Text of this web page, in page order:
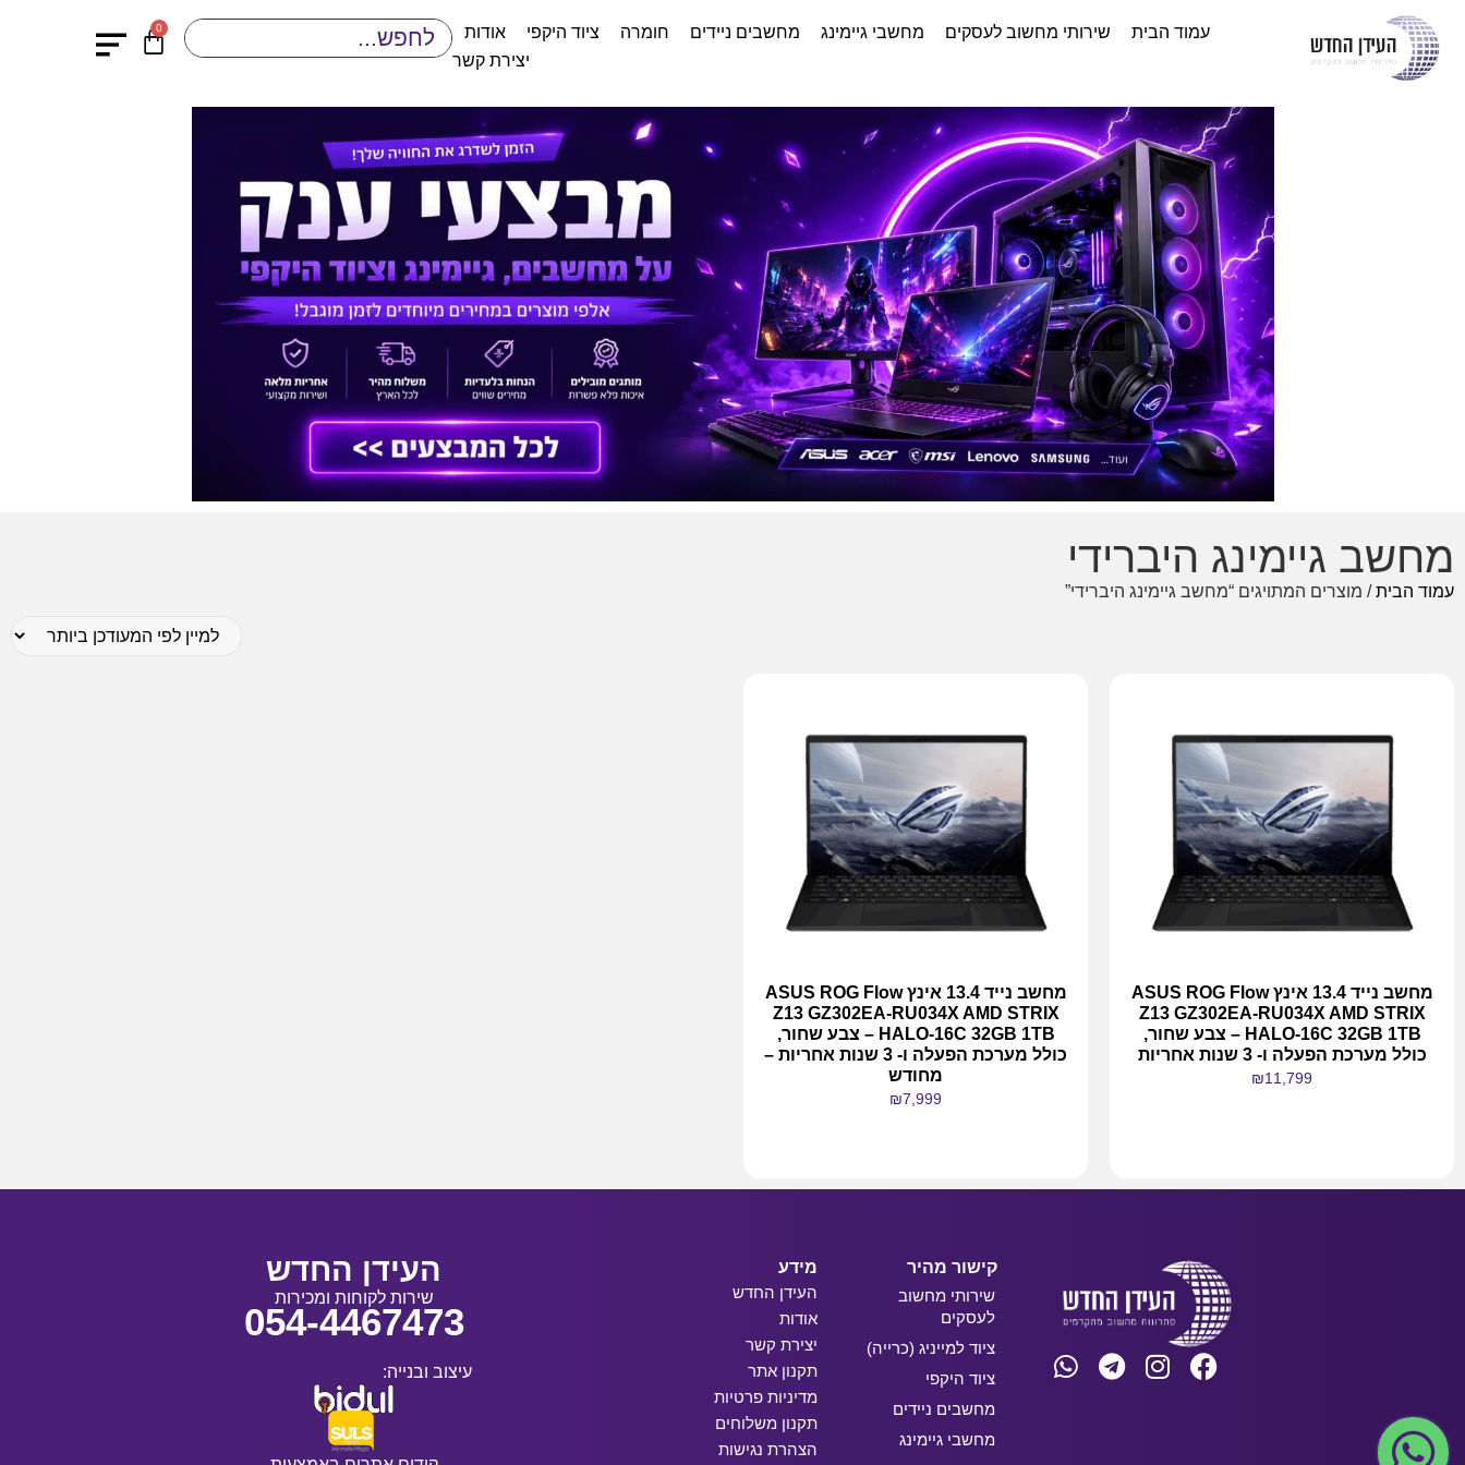
עמוד הבית שירותי מחשוב לעסקים מחשבי גיימינג מחשבים ניידים חומרה ציוד היקפי
אודות
יצירת קשר
0
מחשב גיימינג היברידי
עמוד הבית/ מוצרים המתויגים “מחשב גיימינג היברידי”
מחשב נייד 13.4 אינץ ASUS ROG Flow
Z13 GZ302EA-RU034X AMD STRIX
HALO-16C 32GB 1TB – צבע שחור,
כולל מערכת הפעלה ו- 3 שנות אחריות
₪11,799
מחשב נייד 13.4 אינץ ASUS ROG Flow
Z13 GZ302EA-RU034X AMD STRIX
HALO-16C 32GB 1TB – צבע שחור,
כולל מערכת הפעלה ו- 3 שנות אחריות –
מחודש
₪7,999
קישור מהיר
שירותי מחשוב
לעסקים
ציוד למייניג (כרייה)
ציוד היקפי
מחשבים ניידים
מחשבי גיימינג
מידע
העידן החדש
אודות
יצירת קשר
תקנון אתר
מדיניות פרטיות
תקנון משלוחים
הצהרת נגישות
העידן החדש
שירות לקוחות ומכירות
054-4467473
עיצוב ובנייה: